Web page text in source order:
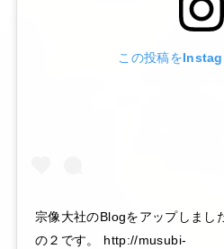
この投稿を
宗像大社のBlogをアップしまし
の２です。 http://musubi-